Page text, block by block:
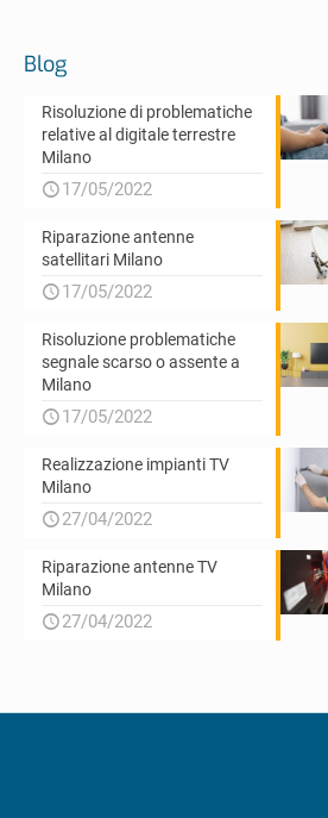
Blog
Risoluzione di problematiche
relative al digitale terrestre
Milano
17/05/2022
Riparazione antenne
satellitari Milano
17/05/2022
Risoluzione problematiche
segnale scarso o assente a
Milano
17/05/2022
Realizzazione impianti TV
Milano
27/04/2022
Riparazione antenne TV
Milano
27/04/2022